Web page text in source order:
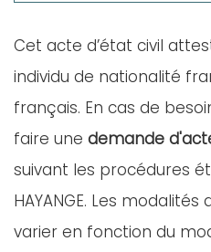
Cet acte d’état civil
individu de nationalité
français. En cas de
faire une demande
suivant les procédures
HAYANGE. Les
varier en fonction du